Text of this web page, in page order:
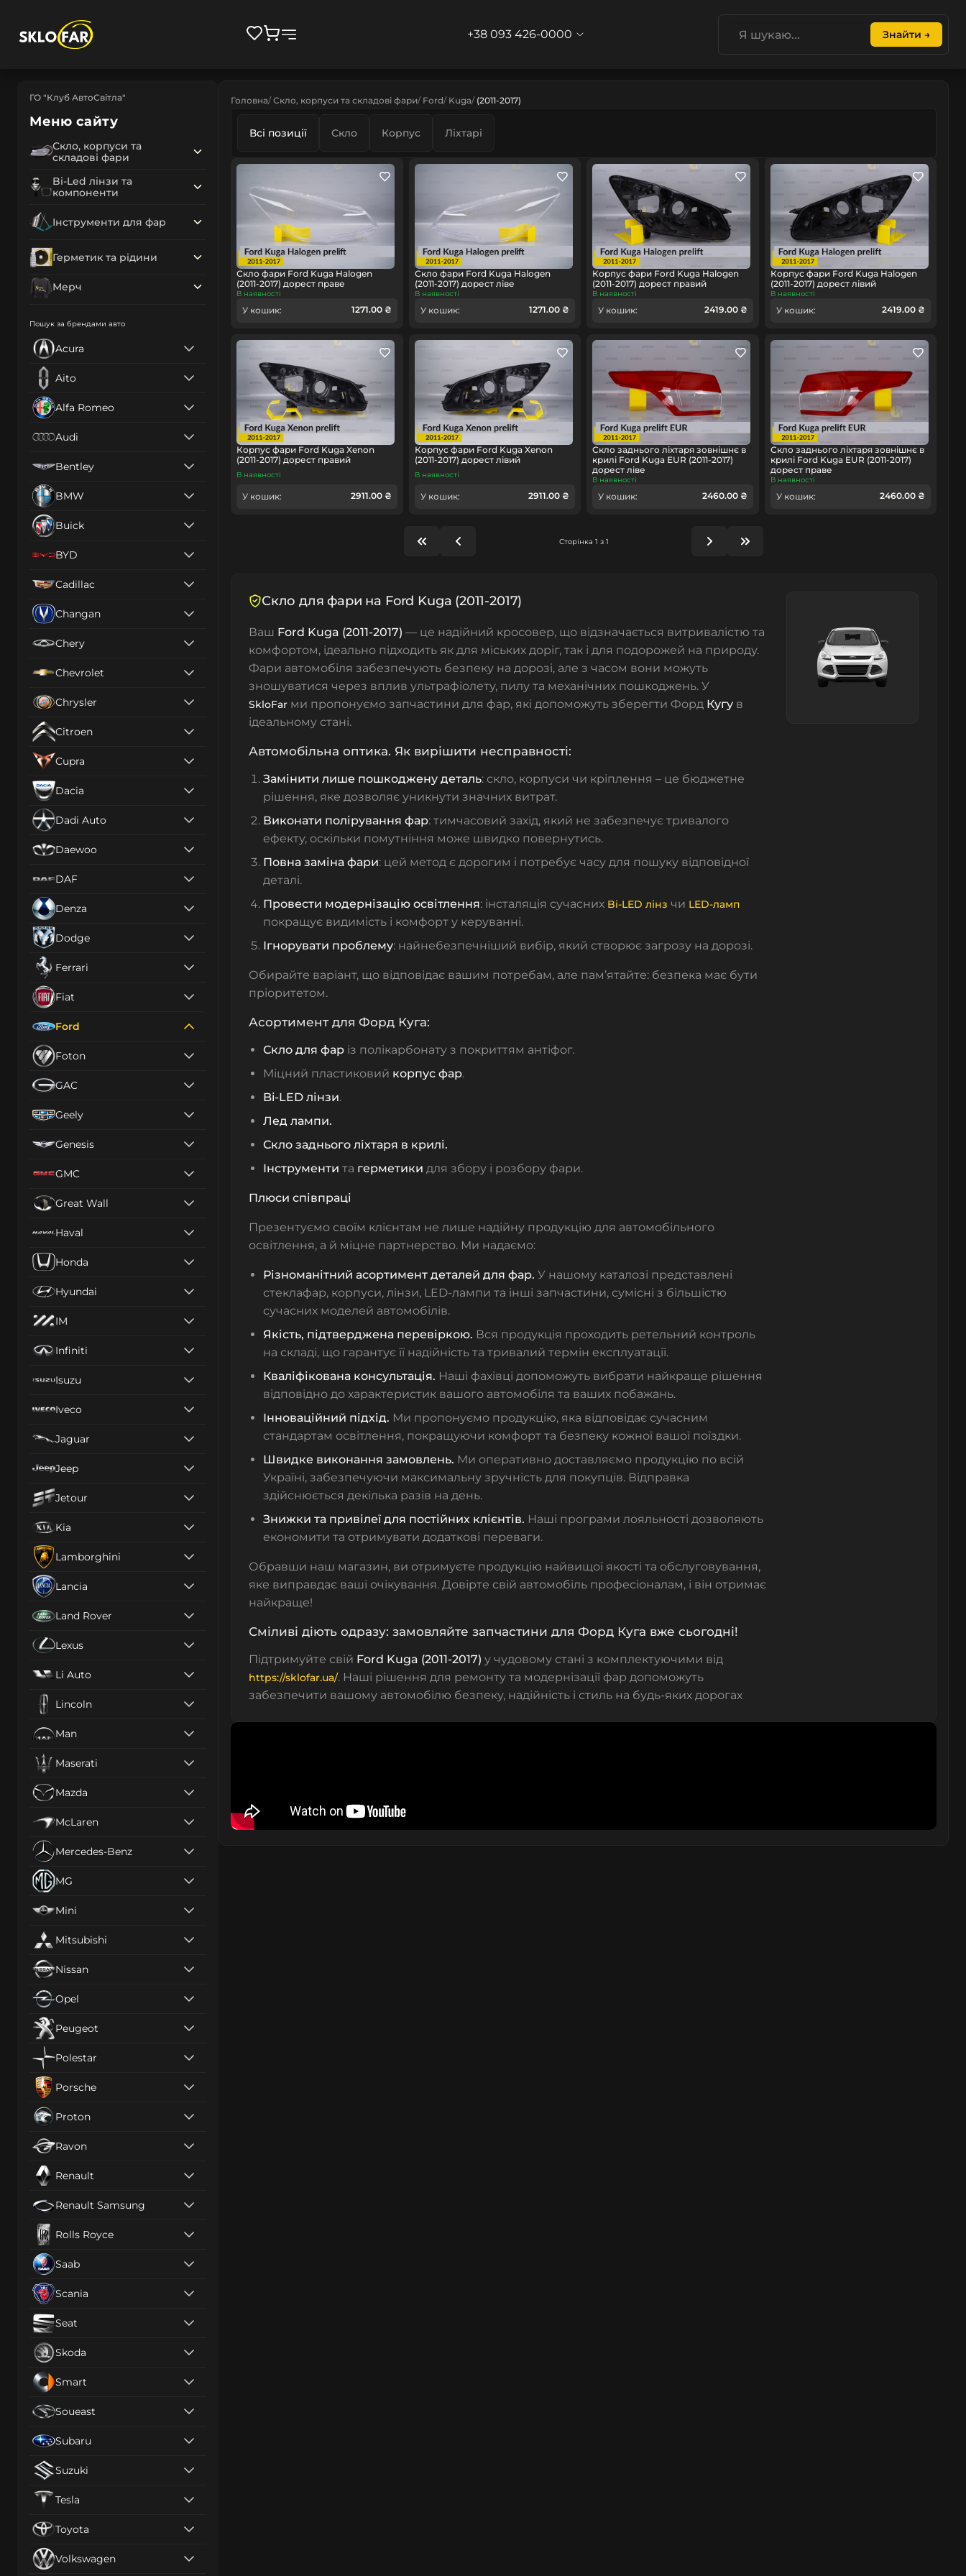
+38 093 426-0000 Знайти →
ГО "Клуб АвтоСвітла"
Меню сайту
Скло, корпуси та
складові фари
Bi-Led лінзи та
компоненти
Інструменти для фар
Герметик та рідини
Мерч
Пошук за брендами авто
Acura
Aito
Alfa Romeo
Audi
Bentley
BMW
Buick
BYD
Cadillac
Changan
Chery
Chevrolet
Chrysler
Citroen
Cupra
Dacia
Dadi Auto
Daewoo
DAF
Denza
Dodge
Ferrari
Fiat
Ford
Foton
GAC
Geely
Genesis
GMC
Great Wall
Haval
Honda
Hyundai
IM
Infiniti
Isuzu
Iveco
Jaguar
Jeep
Jetour
Kia
Lamborghini
Lancia
Land Rover
Lexus
Li Auto
Lincoln
Man
Maserati
Mazda
McLaren
Mercedes-Benz
MG
Mini
Mitsubishi
Nissan
Opel
Peugeot
Polestar
Porsche
Proton
Ravon
Renault
Renault Samsung
Rolls Royce
Saab
Scania
Seat
Skoda
Smart
Soueast
Subaru
Suzuki
Tesla
Toyota
Volkswagen
Головна Скло, корпуси та складові фари Ford Kuga (2011-2017)
Всі позиції Скло Корпус Ліхтарі
Скло фари Ford Kuga Halogen
(2011-2017) дорест праве
В наявності
У кошик: 1271.00 ₴
Скло фари Ford Kuga Halogen
(2011-2017) дорест ліве
В наявності
У кошик: 1271.00 ₴
Корпус фари Ford Kuga Halogen
(2011-2017) дорест правий
В наявності
У кошик: 2419.00 ₴
Корпус фари Ford Kuga Halogen
(2011-2017) дорест лівий
В наявності
У кошик: 2419.00 ₴
Корпус фари Ford Kuga Xenon
(2011-2017) дорест правий
В наявності
У кошик: 2911.00 ₴
Корпус фари Ford Kuga Xenon
(2011-2017) дорест лівий
В наявності
У кошик: 2911.00 ₴
Скло заднього ліхтаря зовнішнє в
крилі Ford Kuga EUR (2011-2017)
дорест ліве
В наявності
У кошик: 2460.00 ₴
Скло заднього ліхтаря зовнішнє в
крилі Ford Kuga EUR (2011-2017)
дорест праве
В наявності
У кошик: 2460.00 ₴
Сторінка 1 з 1
Скло для фари на Ford Kuga (2011-2017)
Ваш Ford Kuga (2011-2017) — це надійний кросовер, що відзначається витривалістю та
комфортом, ідеально підходить як для міських доріг, так і для подорожей на природу.
Фари автомобіля забезпечують безпеку на дорозі, але з часом вони можуть
зношуватися через вплив ультрафіолету, пилу та механічних пошкоджень. У
SkloFar ми пропонуємо запчастини для фар, які допоможуть зберегти Форд Кугу в
ідеальному стані.
Автомобільна оптика. Як вирішити несправності:
Замінити лише пошкоджену деталь: скло, корпуси чи кріплення – це бюджетне
рішення, яке дозволяє уникнути значних витрат.
Виконати полірування фар: тимчасовий захід, який не забезпечує тривалого
ефекту, оскільки помутніння може швидко повернутись.
Повна заміна фари: цей метод є дорогим і потребує часу для пошуку відповідної
деталі.
Провести модернізацію освітлення: інсталяція сучасних Bi-LED лінз чи LED-ламп
покращує видимість і комфорт у керуванні.
Ігнорувати проблему: найнебезпечніший вибір, який створює загрозу на дорозі.
Обирайте варіант, що відповідає вашим потребам, але пам’ятайте: безпека має бути
пріоритетом.
Асортимент для Форд Куга:
Скло для фар із полікарбонату з покриттям антіфог.
Міцний пластиковий корпус фар.
Bi-LED лінзи.
Лед лампи.
Скло заднього ліхтаря в крилі.
Інструменти та герметики для збору і розбору фари.
Плюси співпраці
Презентуємо своїм клієнтам не лише надійну продукцію для автомобільного
освітлення, а й міцне партнерство. Ми надаємо:
Різноманітний асортимент деталей для фар. У нашому каталозі представлені
стеклафар, корпуси, лінзи, LED-лампи та інші запчастини, сумісні з більшістю
сучасних моделей автомобілів.
Якість, підтверджена перевіркою. Вся продукція проходить ретельний контроль
на складі, що гарантує її надійність та тривалий термін експлуатації.
Кваліфікована консультація. Наші фахівці допоможуть вибрати найкраще рішення
відповідно до характеристик вашого автомобіля та ваших побажань.
Інноваційний підхід. Ми пропонуємо продукцію, яка відповідає сучасним
стандартам освітлення, покращуючи комфорт та безпеку кожної вашої поїздки.
Швидке виконання замовлень. Ми оперативно доставляємо продукцію по всій
Україні, забезпечуючи максимальну зручність для покупців. Відправка
здійснюється декілька разів на день.
Знижки та привілеї для постійних клієнтів. Наші програми лояльності дозволяють
економити та отримувати додаткові переваги.
Обравши наш магазин, ви отримуєте продукцію найвищої якості та обслуговування,
яке виправдає ваші очікування. Довірте свій автомобіль професіоналам, і він отримає
найкраще!
Сміливі діють одразу: замовляйте запчастини для Форд Куга вже сьогодні!
Підтримуйте свій Ford Kuga (2011-2017) у чудовому стані з комплектуючими від
https://sklofar.ua/. Наші рішення для ремонту та модернізації фар допоможуть
забезпечити вашому автомобілю безпеку, надійність і стиль на будь-яких дорогах